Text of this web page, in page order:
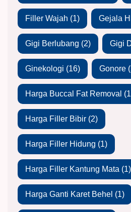
Filler Wajah (1) Gejala
Gigi Berlubang (2) Gigi
Ginekologi (16) Gonore
Harga Buccal Fat Removal
Harga Filler Bibir (2)
Harga Filler Hidung (1)
Harga Filler Kantung Mata (1)
Harga Ganti Karet Behel (1)